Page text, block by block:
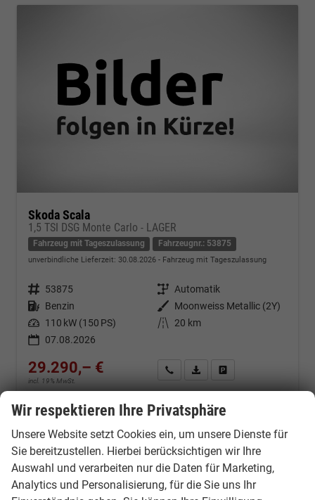
Skoda Scala
1,5 TSI DSG Monte Carlo - LAGER
Fahrzeug mit Tageszulassung Fahrzeugnr.: 53875
unverbindliche Lieferzeit: 30.08.2026 Fahrzeug mit Tageszulassung
Fahrzeugnr. 53875 Getriebe Automatik
Kraftstoff Benzin Außenfarbe Moonweiss Metallic (2Y)
Leistung 110 kW (150 PS) Kilometerstand
20 km
07.08.2026
29.290,– €
incl. 19% MwSt.
Kontakt & Angebot anfordern
PDF-Datei, Fahrzeugexposé
CO2-Klasse: D
Wir respektieren Ihre Privatsphäre
Unsere Website setzt Cookies ein, um unsere Dienste für
Sie bereitzustellen. Hierbei berücksichtigen wir Ihre
Auswahl und verarbeiten nur die Daten für Marketing,
Analytics und Personalisierung, für die Sie uns Ihr